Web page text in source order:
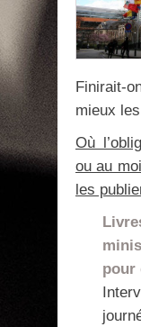
Finirait-
mieux
Où
ou au
les
pour